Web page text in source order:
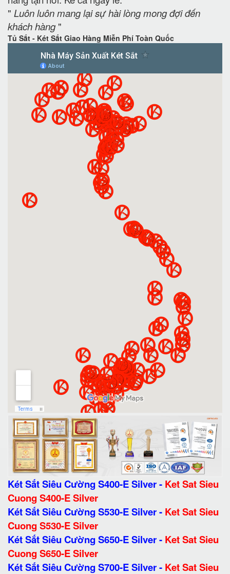
" Luôn luôn mang lại sự hài lòng mong đợi đến
khách hàng"
Tủ Sắt - Két Sắt Giao Hàng Miễn Phí Toàn Quốc
Két Sắt Siêu Cường S400-E Silver- Ket Sat Sieu
Cuong S400-E Silver
Két Sắt Siêu Cường S530-E Silver- Ket Sat Sieu
Cuong S530-E Silver
Két Sắt Siêu Cường S650-E Silver- Ket Sat Sieu
Cuong S650-E Silver
Két Sắt Siêu Cường S700-E Silver- Ket Sat Sieu